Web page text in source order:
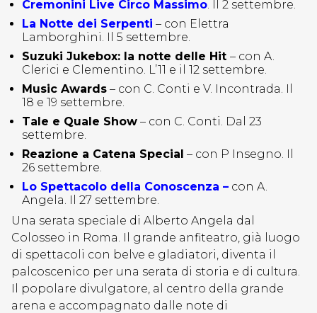
Cremonini Live Circo Massimo. Il 2 settembre.
La Notte dei Serpenti – con Elettra
Lamborghini. Il 5 settembre.
Suzuki Jukebox: la notte delle Hit – con A.
Clerici e Clementino. L’11 e il 12 settembre.
Music Awards – con C. Conti e V. Incontrada. Il
18 e 19 settembre.
Tale e Quale Show – con C. Conti. Dal 23
settembre.
Reazione a Catena Special – con P Insegno. Il
26 settembre.
Lo Spettacolo della Conoscenza – con A.
Angela. Il 27 settembre.
Una serata speciale di Alberto Angela dal
Colosseo in Roma. Il grande anfiteatro, già luogo
di spettacoli con belve e gladiatori, diventa il
palcoscenico per una serata di storia e di cultura.
Il popolare divulgatore, al centro della grande
arena e accompagnato dalle note di